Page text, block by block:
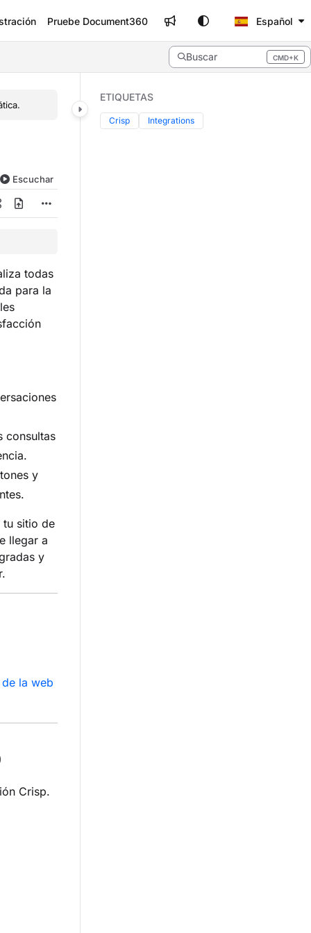
Pruebe Document360 Español
Buscar CMD+K
Press CMD+K to open search
Escuchar
todas
para la
consultas
y
tu sitio de
llegar a
y
la web
Crisp.
ETIQUETAS
Crisp Integrations